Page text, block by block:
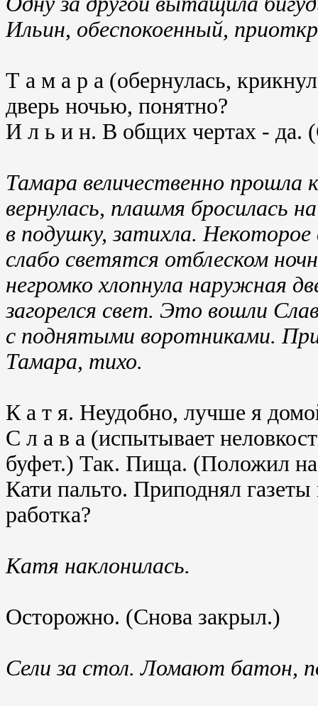
Ильин, обеспокоенный,
Т а м а р а (обернулась,
дверь ночью, понятно?
И л ь и н. В общих чертах - да.
Тамара величественно прошла
вернулась, плашмя бросилась
в подушку, затихла.
слабо светятся отблеском
негромко хлопнула наружная
загорелся свет. Это вошли
с поднятыми воротниками.
Тамара, тихо.
К а т я. Неудобно, лучше я
С л а в а (испытывает
буфет.) Так. Пища. (Положил на
Кати пальто. Приподнял
работка?
Катя наклонилась.
Осторожно. (Снова закрыл.)
Сели за стол. Ломают батон,